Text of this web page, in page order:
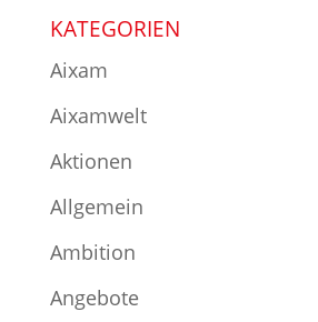
KATEGORIEN
Aixam
Aixamwelt
Aktionen
Allgemein
Ambition
Angebote